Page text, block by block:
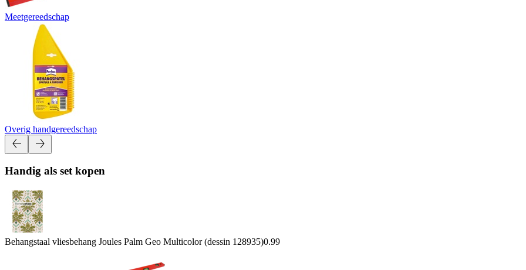
Meetgereedschap
Overig handgereedschap
Handig als set kopen
Behangstaal vliesbehang Joules Palm Geo Multicolor (dessin 128935)0.99